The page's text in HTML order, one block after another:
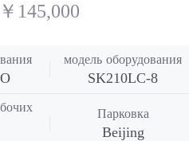
145,000
модель оборудования
SK210LC-8
Парковка
Beijing